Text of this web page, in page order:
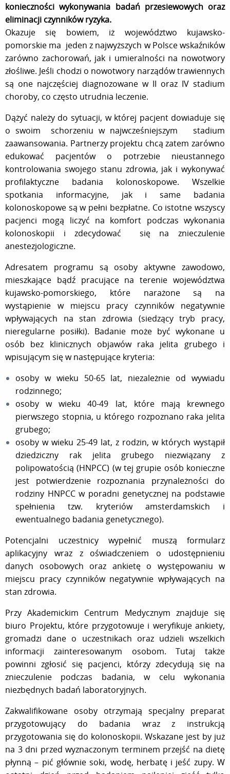
konieczności wykonywania badań przesiewowych oraz
eliminacji czynników ryzyka.
Okazuje się bowiem, iż województwo kujawsko-
pomorskie ma jeden z najwyższych w Polsce wskaźników
zarówno zachorowań, jak i umieralności na nowotwory
złośliwe. Jeśli chodzi o nowotwory narządów trawiennych
są one najczęściej diagnozowane w II oraz IV stadium
choroby, co często utrudnia leczenie.
Dążyć należy do sytuacji, w której pacjent dowiaduje się
o swoim schorzeniu w najwcześniejszym stadium
zaawansowania. Partnerzy projektu chcą zatem zarówno
edukować pacjentów o potrzebie nieustannego
kontrolowania swojego stanu zdrowia, jak i wykonywać
profilaktyczne badania kolonoskopowe. Wszelkie
spotkania informacyjne, jak i same badania
kolonoskopowe są w pełni bezpłatne. Co istotne wszyscy
pacjenci mogą liczyć na komfort podczas wykonania
kolonoskopii i zdecydować się na znieczulenie
anestezjologiczne.
Adresatem programu są osoby aktywne zawodowo,
mieszkające bądź pracujące na terenie województwa
kujawsko-pomorskiego, które narażone są na
wystąpienie w miejscu pracy czynników negatywnie
wpływających na stan zdrowia (siedzący tryb pracy,
nieregularne posiłki). Badanie może być wykonane u
osób bez klinicznych objawów raka jelita grubego i
wpisującym się w następujące kryteria:
osoby w wieku 50-65 lat, niezależnie od wywiadu
rodzinnego;
osoby w wieku 40-49 lat, które mają krewnego
pierwszego stopnia, u którego rozpoznano raka jelita
grubego;
osoby w wieku 25-49 lat, z rodzin, w których wystąpił
dziedziczny rak jelita grubego niezwiązany z
polipowatością (HNPCC) (w tej grupie osób konieczne
jest potwierdzenie rozpoznania przynależności do
rodziny HNPCC w poradni genetycznej na podstawie
spełnienia tzw. kryteriów amsterdamskich i
ewentualnego badania genetycznego).
Potencjalni uczestnicy wypełnić muszą formularz
aplikacyjny wraz z oświadczeniem o udostępnieniu
danych osobowych oraz ankietę o występowaniu w
miejscu pracy czynników negatywnie wpływających na
stan zdrowia.
Przy Akademickim Centrum Medycznym znajduje się
biuro Projektu, które przygotowuje i weryfikuje ankiety,
gromadzi dane o uczestnikach oraz udzieli wszelkich
informacji zainteresowanym osobom. Tutaj także
powinni zgłosić się pacjenci, którzy zdecydują się na
znieczulenie podczas badania, w celu wykonania
niezbędnych badań laboratoryjnych.
Zakwalifikowane osoby otrzymają specjalny preparat
przygotowujący do badania wraz z instrukcją
przygotowania się do kolonoskopii. Wskazane jest by już
na 3 dni przed wyznaczonym terminem przejść na dietę
płynną – pić głównie soki, wodę, herbatę i jeść zupy. W